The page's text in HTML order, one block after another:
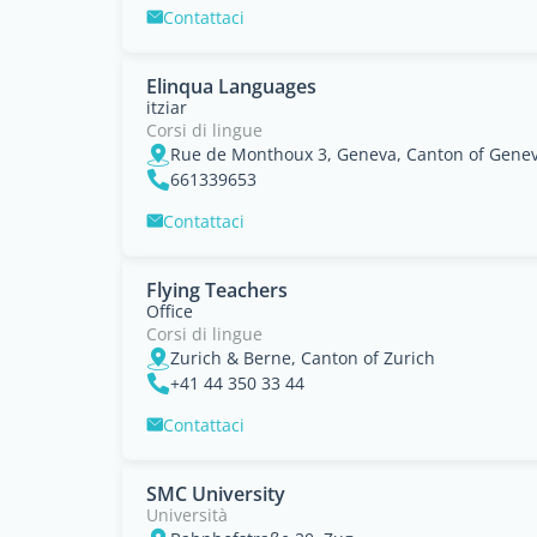
Contattaci
Elinqua Languages
itziar
Corsi di lingue
Rue de Monthoux 3, Geneva, Canton of
661339653
Contattaci
Flying Teachers
Office
Corsi di lingue
Zurich & Berne, Canton of Zurich
+41 44 350 33 44
Contattaci
SMC University
Università